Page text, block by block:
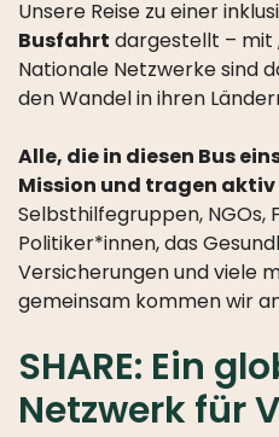
Unsere Reise zu einer
Busfahrt dargestellt – mit
Nationale Netzwerke sind
den Wandel in ihren
Alle, die in diesen Bus
Mission und tragen aktiv
Selbsthilfegruppen, NGOs,
Politiker*innen, das
Versicherungen und viele
gemeinsam kommen wir
SHARE: Ein
Netzwerk für